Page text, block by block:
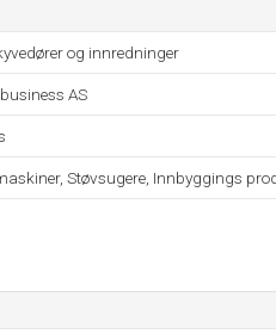
og innredninger
AS
Støvsugere, Innbyggings